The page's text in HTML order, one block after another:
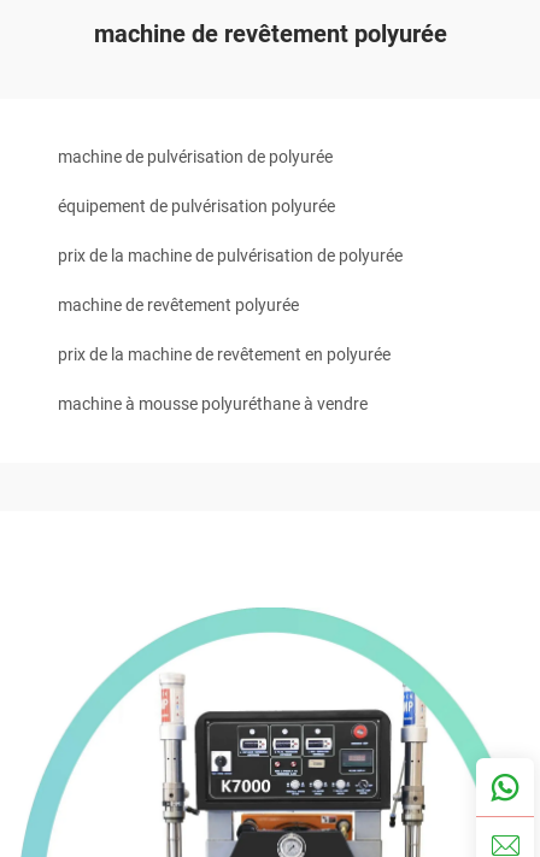
machine de revêtement polyurée
machine de pulvérisation de polyurée
équipement de pulvérisation polyurée
prix de la machine de pulvérisation de polyurée
machine de revêtement polyurée
prix de la machine de revêtement en polyurée
machine à mousse polyuréthane à vendre